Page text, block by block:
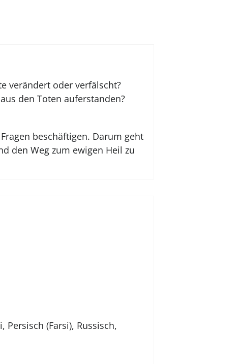
verändert oder verfälscht?
den Toten auferstanden?
beschäftigen. Darum geht
den Weg zum ewigen Heil zu
(Farsi), Russisch,